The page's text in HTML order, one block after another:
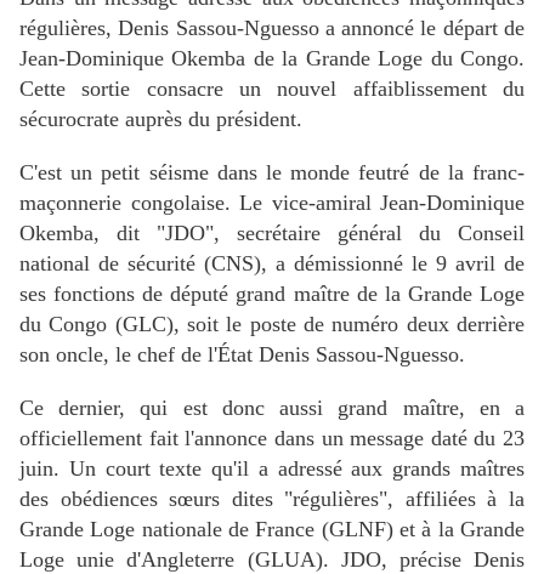
régulières, Denis Sassou-Nguesso a annoncé le départ de
Jean-Dominique Okemba de la Grande Loge du Congo.
Cette sortie consacre un nouvel affaiblissement du
sécurocrate auprès du président.
C'est un petit séisme dans le monde feutré de la franc-
maçonnerie congolaise. Le vice-amiral Jean-Dominique
Okemba, dit "JDO", secrétaire général du Conseil
national de sécurité (CNS), a démissionné le 9 avril de
ses fonctions de député grand maître de la Grande Loge
du Congo (GLC), soit le poste de numéro deux derrière
son oncle, le chef de l'État Denis Sassou-Nguesso.
Ce dernier, qui est donc aussi grand maître, en a
officiellement fait l'annonce dans un message daté du 23
juin. Un court texte qu'il a adressé aux grands maîtres
des obédiences sœurs dites "régulières", affiliées à la
Grande Loge nationale de France (GLNF) et à la Grande
Loge unie d'Angleterre (GLUA). JDO, précise Denis